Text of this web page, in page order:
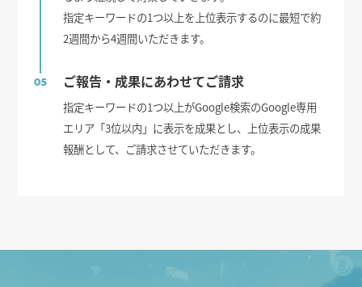
指定キーワードの1つ以上を上位表示するのに最短で約
2週間から4週間いただきます。
05 ご報告・成果にあわせてご請求
指定キーワードの1つ以上がGoogle検索のGoogle専用
エリア「3位以内」に表示を成果とし、上位表示の成果
報酬として、ご請求させていただきます。